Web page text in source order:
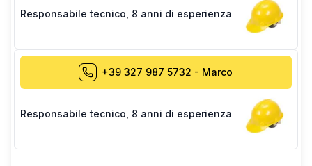
Responsabile tecnico 8 anni di esperienza
+39 327 987 5732 - Marco
Responsabile tecnico 8 anni di esperienza